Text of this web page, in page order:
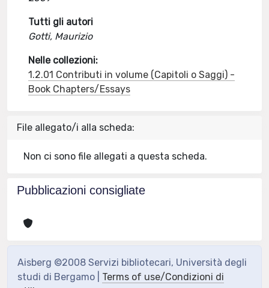
Tutti gli autori
Gotti, Maurizio
Nelle collezioni:
1.2.01 Contributi in volume (Capitoli o Saggi) -
Book Chapters/Essays
File allegato/i alla scheda:
Non ci sono file allegati a questa scheda.
Pubblicazioni consigliate
Aisberg ©2008 Servizi bibliotecari, Università degli
studi di Bergamo | Terms of use/Condizioni di